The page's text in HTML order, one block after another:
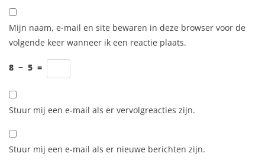
Mijn naam, e-mail en site bewaren in deze browser voor de
volgende keer wanneer ik een reactie plaats.
8 − 5 =
Stuur mij een e-mail als er vervolgreacties zijn.
Stuur mij een e-mail als er nieuwe berichten zijn.